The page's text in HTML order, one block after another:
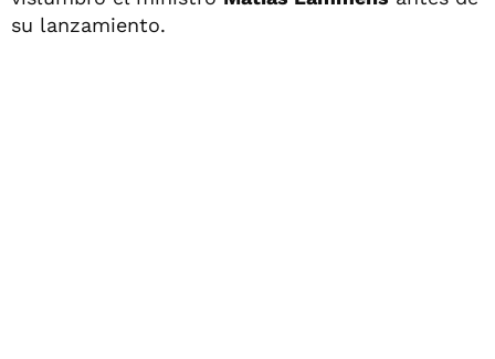
su lanzamiento.